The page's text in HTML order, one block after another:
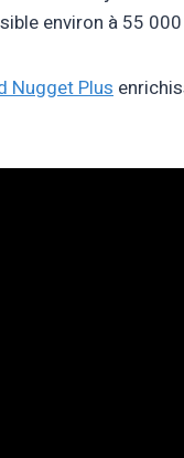
environ à 55
Nugget Plus